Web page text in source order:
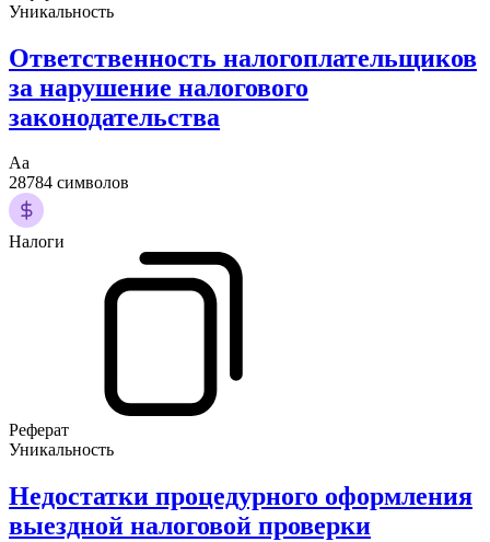
Уникальность
Ответственность налогоплательщиков
за нарушение налогового
законодательства
Аа
28784 символов
Налоги
Реферат
Уникальность
Недостатки процедурного оформления
выездной налоговой проверки